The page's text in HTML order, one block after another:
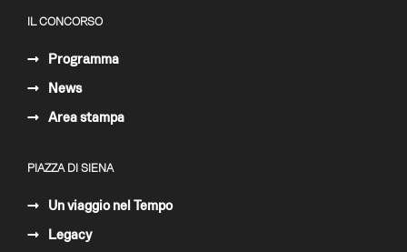
IL CONCORSO
Programma
News
Area stampa
PIAZZA DI SIENA
Un viaggio nel Tempo
Legacy